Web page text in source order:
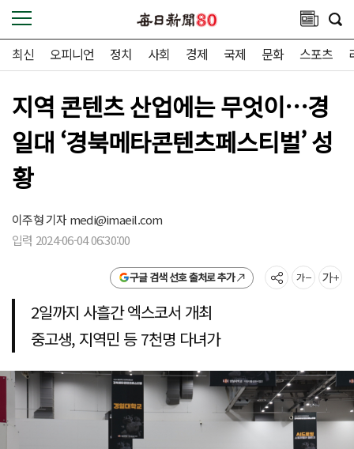
최신 오피니언 정치 사회 경제 국제 문화 스포츠
지역 콘텐츠 산업에는 무엇이…경
일대 ‘경북메타콘텐츠페스티벌’ 성
황
이주형 기자medi@imaeil.com
입력 2024-06-04 06:30:00
구글 검색 선호 출처로 추가
2일까지 사흘간 엑스코서 개최
중고생, 지역민 등 7천명 다녀가